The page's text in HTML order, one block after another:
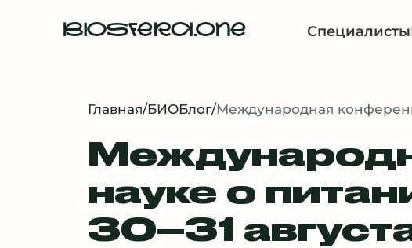
BIOSFERA.ONE Специалисты
Главная/БИОБлог/Международная
науке о
30–31